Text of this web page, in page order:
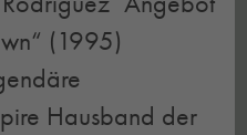
(1995)
Hausband der